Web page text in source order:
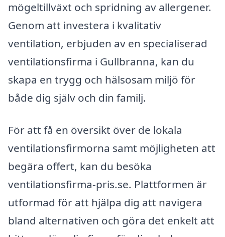
mögeltillväxt och spridning av allergener.
Genom att investera i kvalitativ
ventilation, erbjuden av en specialiserad
ventilationsfirma i Gullbranna, kan du
skapa en trygg och hälsosam miljö för
både dig själv och din familj.
För att få en översikt över de lokala
ventilationsfirmorna samt möjligheten att
begära offert, kan du besöka
ventilationsfirma-pris.se. Plattformen är
utformad för att hjälpa dig att navigera
bland alternativen och göra det enkelt att